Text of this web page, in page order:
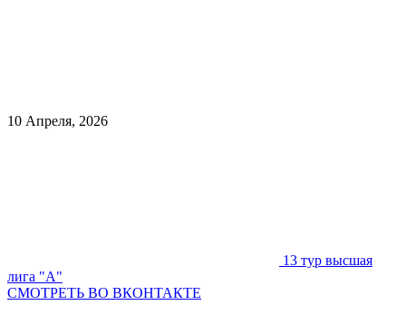
10 Апреля, 2026
13 тур высшая
лига "А"
СМОТРЕТЬ ВО ВКОНТАКТЕ